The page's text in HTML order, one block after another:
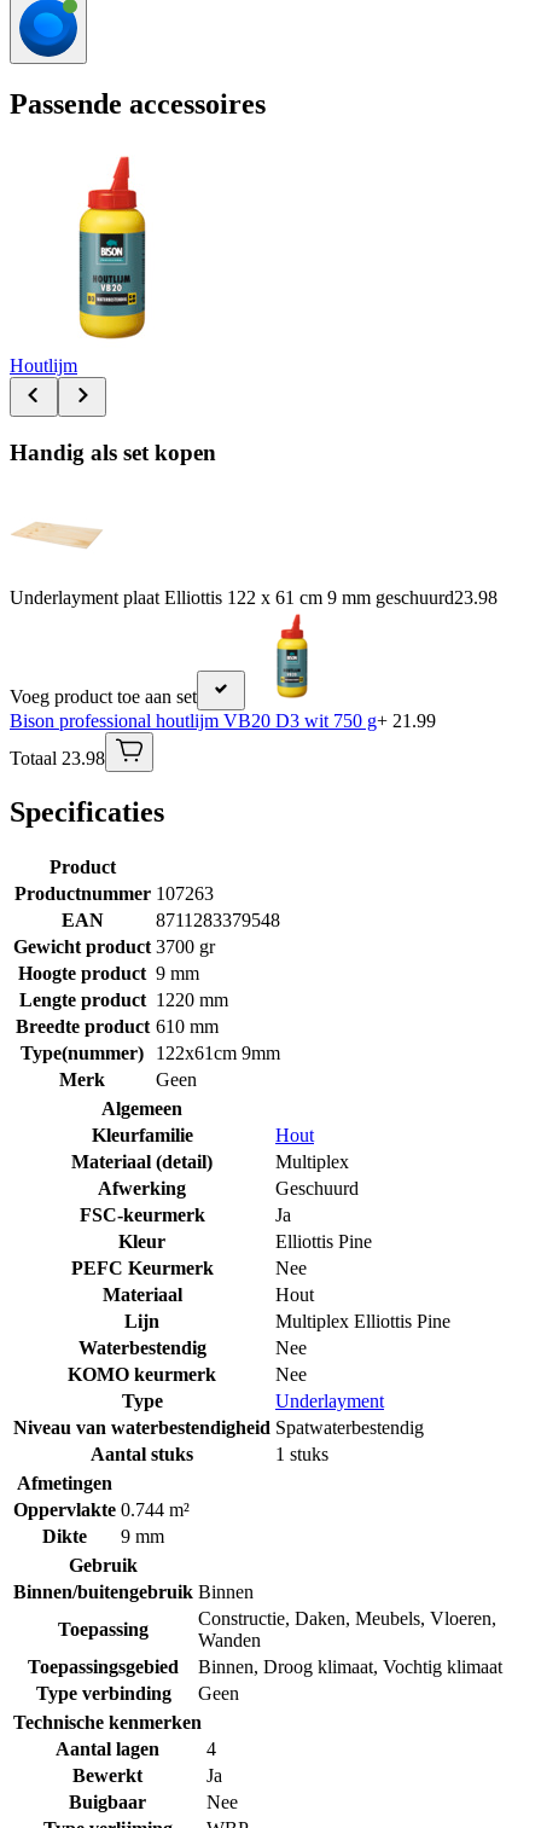
Passende accessoires
Houtlijm
Handig als set kopen
Underlayment plaat Elliottis 122 x 61 cm 9 mm geschuurd23.98
Voeg product toe aan set
Bison professional houtlijm VB20 D3 wit 750 g+ 21.99
Totaal 23.98
Specificaties
Product
Productnummer 107263
EAN
8711283379548
Gewicht product 3700 gr
Hoogte product 9 mm
Lengte product 1220 mm
Breedte product 610 mm
Type(nummer)
122x61cm 9mm
Merk
Geen
Algemeen
Kleurfamilie
Hout
Materiaal (detail)
Multiplex
Afwerking
Geschuurd
FSC-keurmerk
Ja
Kleur
Elliottis Pine
PEFC Keurmerk
Nee
Materiaal
Hout
Lijn
Multiplex Elliottis Pine
Waterbestendig
Nee
KOMO keurmerk
Nee
Type
Underlayment
Niveau van waterbestendigheid Spatwaterbestendig
Aantal stuks
1 stuks
Afmetingen
Oppervlakte 0.744 m²
Dikte
9 mm
Gebruik
Binnen/buitengebruik Binnen
Toepassing
Constructie, Daken, Meubels, Vloeren,
Wanden
Toepassingsgebied
Binnen, Droog klimaat, Vochtig klimaat
Type verbinding
Geen
Technische kenmerken
Aantal lagen
4
Bewerkt
Ja
Buigbaar
Nee